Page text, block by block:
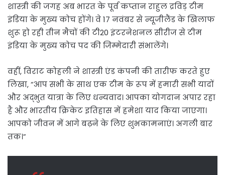
शास्त्री की जगह अब भारत के पूर्व कप्तान राहुल द्रविड़ टीम
इंडिया के मुख्य कोच होंगे। वे 17 नवंबर से न्यूजीलैंड के खिलाफ
शुरू हो रही तीन मैचों की टी20 इंटरनेशनल सीरीज से टीम
इंडिया के मुख्य कोच पद की जिम्मेदारी संभालेंगे।
वहीं, विराट कोहली ने शास्त्री एंड कंपनी की तारीफ करते हुए
लिखा, “आप सभी के साथ एक टीम के रूप में हमारी सभी यादों
और अद्भुत यात्रा के लिए धन्यवाद। आपका योगदान अपार रहा
है और भारतीय क्रिकेट इतिहास में हमेशा याद किया जाएगा।
आपको जीवन में आगे बढ़ने के लिए शुभकामनाएं। अगली बार
तक।”